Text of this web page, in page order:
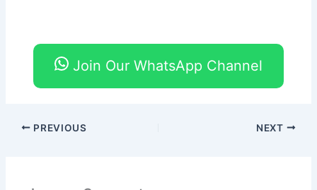
Join Our WhatsApp Channel
PREVIOUS NEXT